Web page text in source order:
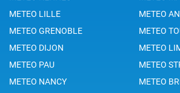
METEO LILLE
METEO
METEO GRENOBLE
METEO
METEO DIJON
METEO
METEO PAU
METEO
METEO NANCY
METEO